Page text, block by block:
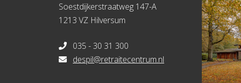
Soestdijkerstraatweg 147-A
1213 VZ Hilversum
035 - 30 31 300
despil@retraitecentrum.nl